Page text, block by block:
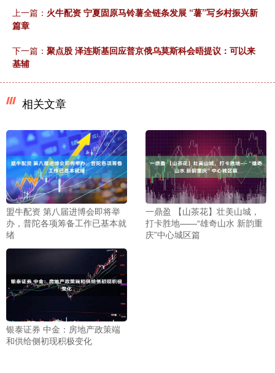
上一篇： 火牛配资 宁夏固原马铃薯全链条发展 “薯”写乡村振兴新
篇章
下一篇： 聚点股 泽连斯基回应普京俄乌莫斯科会晤提议：可以来
基辅
相关文章
盟牛配资 第八届进博会即将举
办，普陀各项筹备工作已基本就
绪
一鼎盈 【山茶花】壮美山城，
打卡胜地——“雄奇山水 新韵重
庆”中心城区篇
银泰证券 中金：房地产政策端
和供给侧初现积极变化